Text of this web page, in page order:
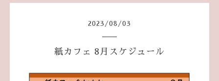
2023 /08 /03
紙カフェ 8月スケジュール